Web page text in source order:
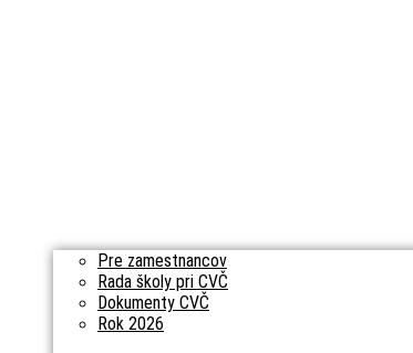
Pre zamestnancov
Rada školy pri CVČ
Dokumenty CVČ
Rok 2026